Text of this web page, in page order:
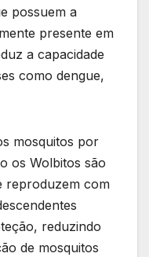
possuem a
presente em
a capacidade
como dengue,
mosquitos por
os Wolbitos são
reproduzem com
reduzindo
de mosquitos